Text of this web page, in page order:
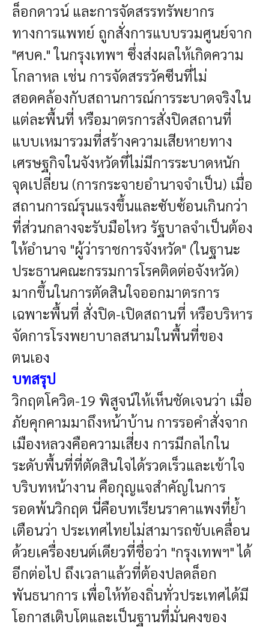
ล็อกดาวน์ และการจัดสรรทรัพยากร
ทางการแพทย์ ถูกสั่งการแบบรวมศูนย์จาก
"ศบค." ในกรุงเทพฯ ซึ่งส่งผลให้เกิดความ
โกลาหล เช่น การจัดสรรวัคซีนที่ไม่
สอดคล้องกับสถานการณ์การระบาดจริงใน
แต่ละพื้นที่ หรือมาตรการสั่งปิดสถานที่
แบบเหมารวมที่สร้างความเสียหายทาง
เศรษฐกิจในจังหวัดที่ไม่มีการระบาดหนัก
จุดเปลี่ยน (การกระจายอำนาจจำเป็น) เมื่อ
สถานการณ์รุนแรงขึ้นและซับซ้อนเกินกว่า
ที่ส่วนกลางจะรับมือไหว รัฐบาลจำเป็นต้อง
ให้อำนาจ "ผู้ว่าราชการจังหวัด" (ในฐานะ
ประธานคณะกรรมการโรคติดต่อจังหวัด)
มากขึ้นในการตัดสินใจออกมาตรการ
เฉพาะพื้นที่ สั่งปิด-เปิดสถานที่ หรือบริหาร
จัดการโรงพยาบาลสนามในพื้นที่ของ
ตนเอง
บทสรุป
วิกฤตโควิด-19 พิสูจน์ให้เห็นชัดเจนว่า เมื่อ
ภัยคุกคามมาถึงหน้าบ้าน การรอคำสั่งจาก
เมืองหลวงคือความเสี่ยง การมีกลไกใน
ระดับพื้นที่ที่ตัดสินใจได้รวดเร็วและเข้าใจ
บริบทหน้างาน คือกุญแจสำคัญในการ
รอดพ้นวิกฤต นี่คือบทเรียนราคาแพงที่ย้ำ
เตือนว่า ประเทศไทยไม่สามารถขับเคลื่อน
ด้วยเครื่องยนต์เดียวที่ชื่อว่า "กรุงเทพฯ" ได้
อีกต่อไป ถึงเวลาแล้วที่ต้องปลดล็อก
พันธนาการ เพื่อให้ท้องถิ่นทั่วประเทศได้มี
โอกาสเติบโตและเป็นฐานที่มั่นคงของ